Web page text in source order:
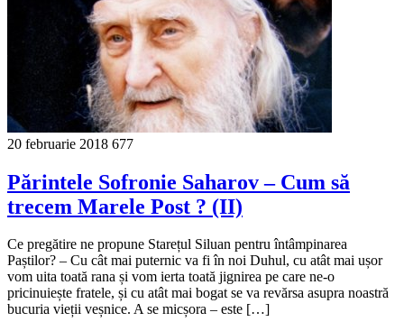
20 februarie 2018 677
Părintele Sofronie Saharov – Cum să
trecem Marele Post ? (II)
Ce pregătire ne propune Starețul Siluan pentru întâmpinarea
Paștilor? – Cu cât mai puternic va fi în noi Duhul, cu atât mai ușor
vom uita toată rana și vom ierta toată jignirea pe care ne-o
pricinuiește fratele, și cu atât mai bogat se va revărsa asupra noastră
bucuria vieții veșnice. A se micșora – este […]